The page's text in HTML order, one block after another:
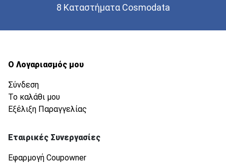
8 Καταστήματα Cosmodata
Ο Λογαριασμός μου
Σύνδεση
Το καλάθι μου
Εξέλιξη Παραγγελίας
Εταιρικές Συνεργασίες
Εφαρμογή Coupowner